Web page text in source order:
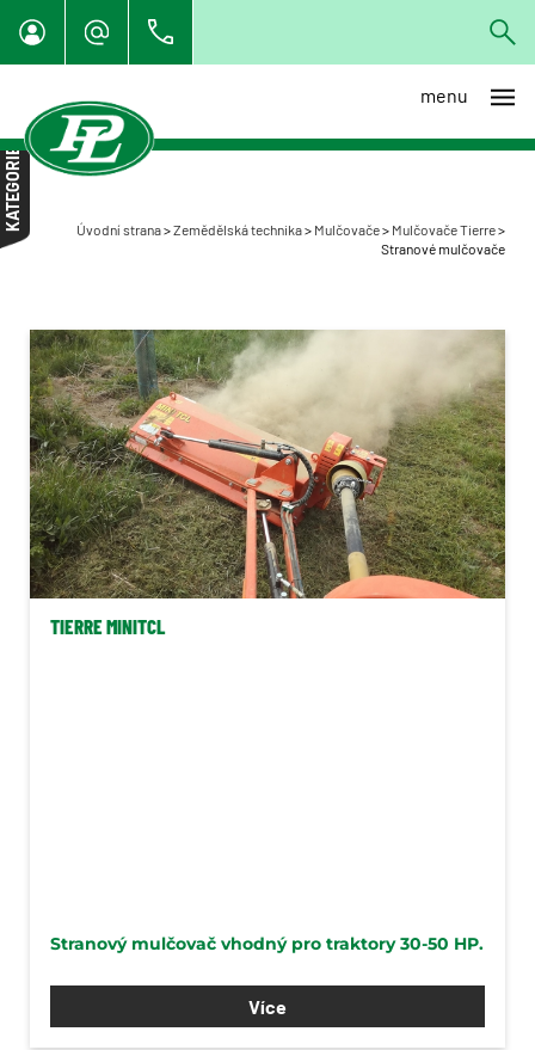
menu
Úvodní strana>Zemědělská technika> Mulčovače> Mulčovače Tierre>
Stranové mulčovače
KATEGORIE
Individuální dovoz techniky z
EU
Specialista na organické
Nakladače a manipulátory
Rozmetadla, aplikátory,
cisterny
Návěsy, přívěsy, vyvážecí
technika
Sběrač kamenů
Stroje pro zpracování půdy a
kultivaci
Secí stroje
Mulčovače zemědělské
Mulčovače se sběrem
TIERRE MINITCL
Stranový mulčovač vhodný pro traktory 30-50 HP.
Více